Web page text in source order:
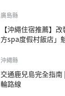
廣島縣
【沖繩住宿推薦】
方spa度假村飯店」
沖繩縣
交通鹿兒島完全指
輪路線